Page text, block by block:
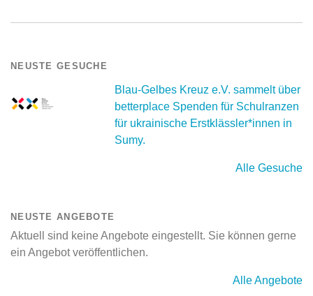
NEUSTE GESUCHE
Blau-Gelbes Kreuz e.V. sammelt über
betterplace Spenden für Schulranzen
für ukrainische Erstklässler*innen in
Sumy.
Alle Gesuche
NEUSTE ANGEBOTE
Aktuell sind keine Angebote eingestellt. Sie können gerne
ein Angebot veröffentlichen.
Alle Angebote